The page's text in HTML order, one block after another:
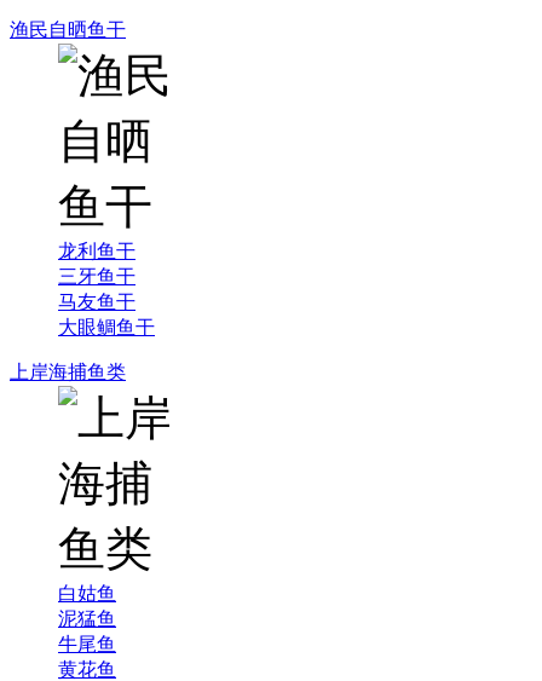
渔民自晒鱼干
龙利鱼干
三牙鱼干
马友鱼干
大眼鲷鱼干
上岸海捕鱼类
白姑鱼
泥猛鱼
牛尾鱼
黄花鱼